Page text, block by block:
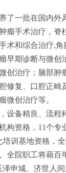
一批在国内外
瘤手术治疗，
术和综合治疗,
早期诊断与微
创治疗；脑部
修复、口腔正
微创治疗等。
设备精良、流程
构资格，11个
训基地资格，
院职工将藉百
申城、济世人